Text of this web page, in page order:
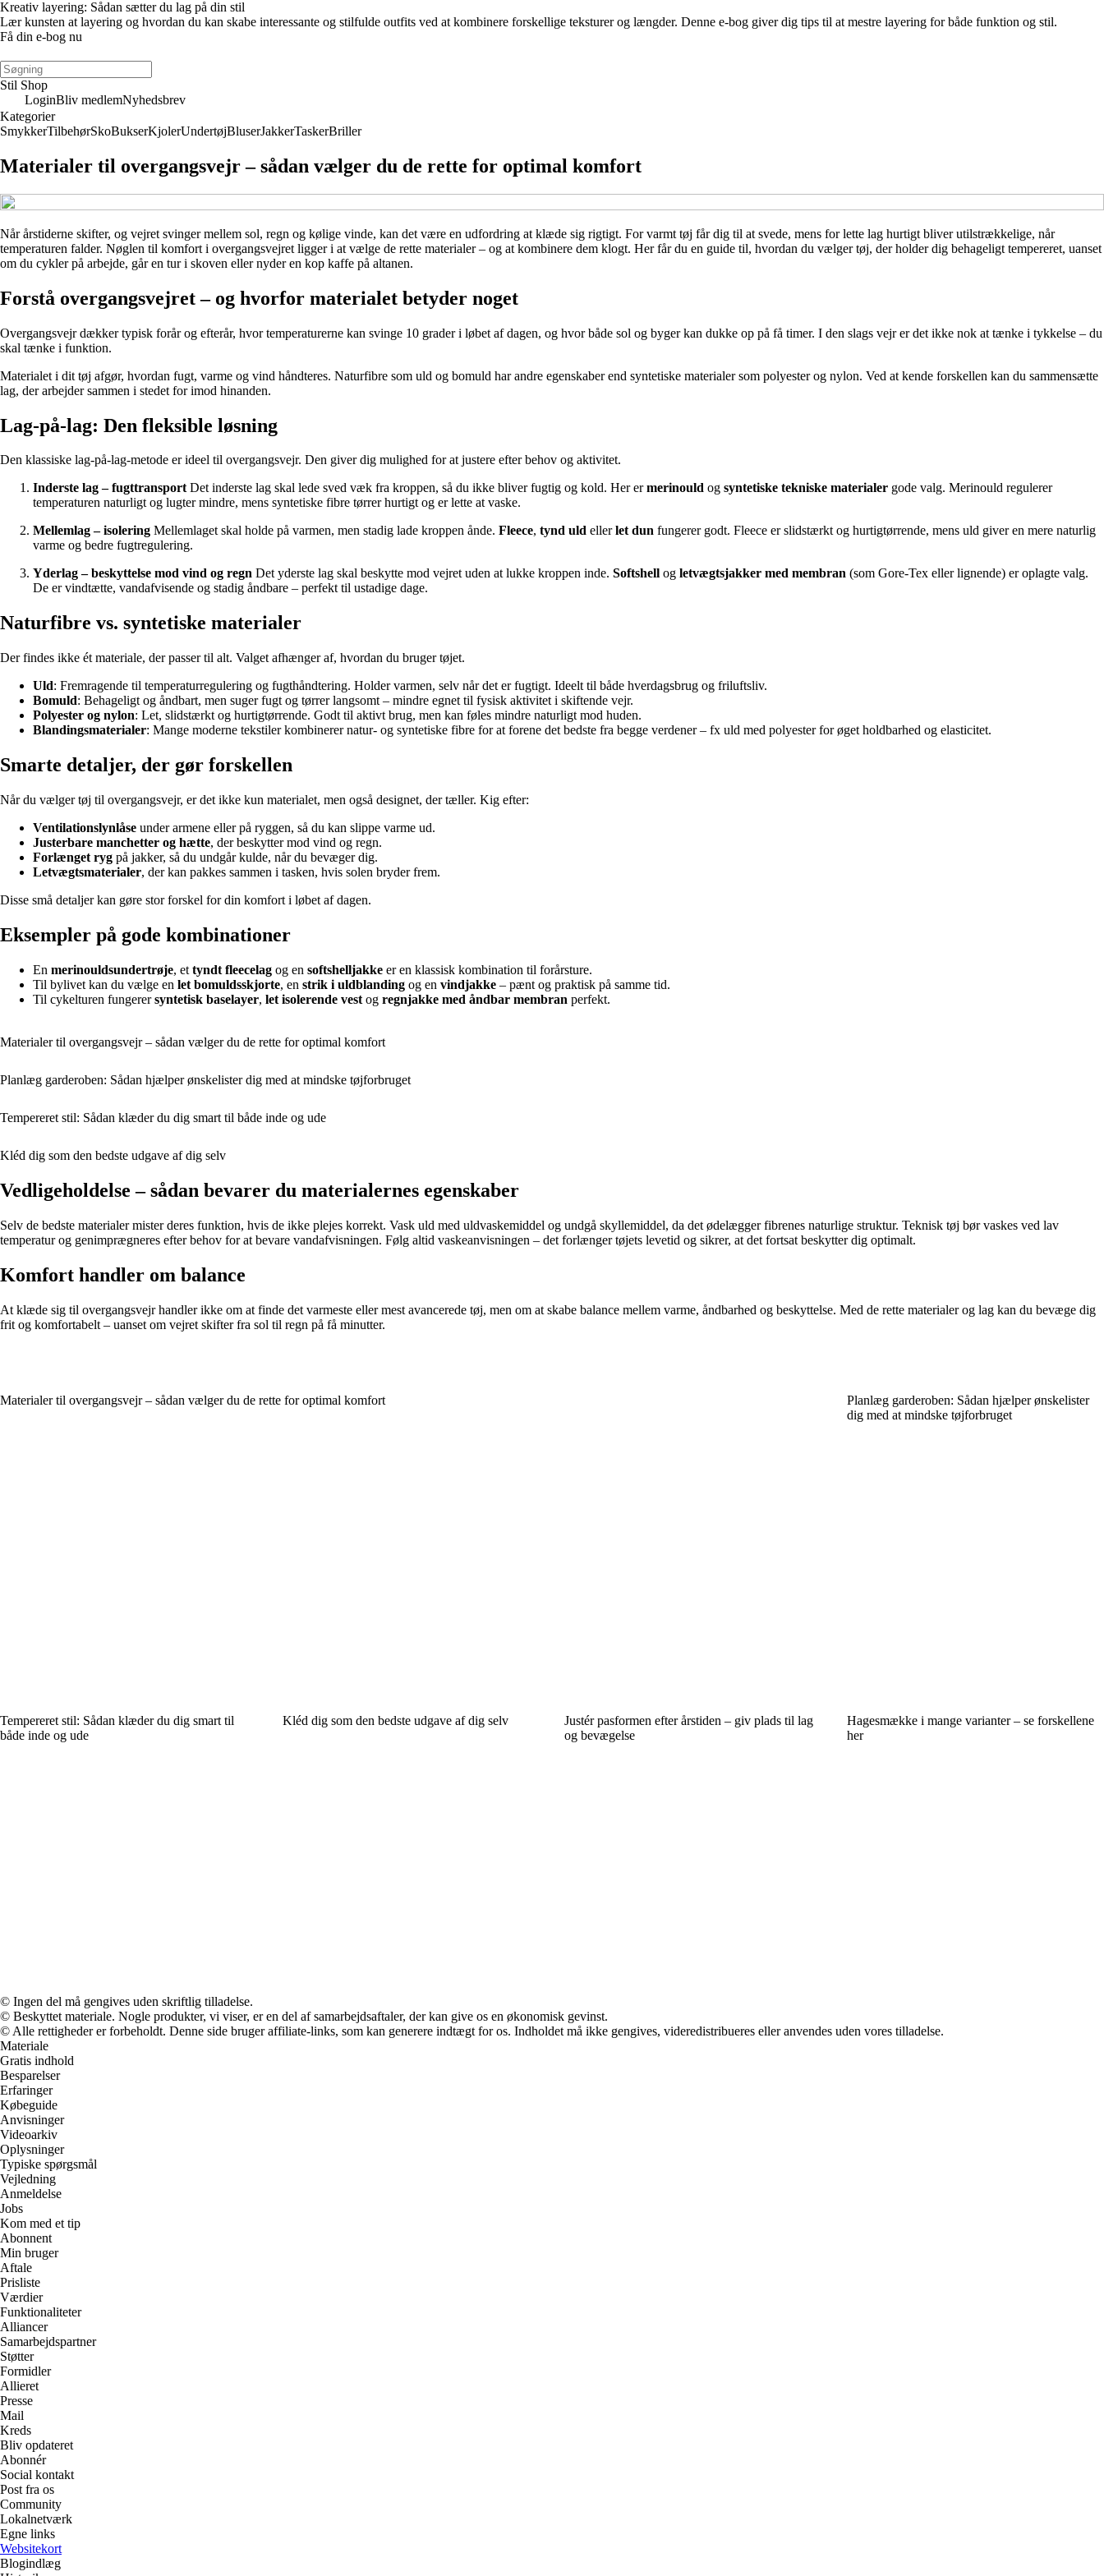
Kreativ layering: Sådan sætter du lag på din stil
Lær kunsten at layering og hvordan du kan skabe interessante og stilfulde outfits ved at kombinere forskellige teksturer og længder. Denne e-bog giver dig tips til at mestre layering for både funktion og stil.
Få din e-bog nu
Stil Shop
LoginBliv medlemNyhedsbrev
Kategorier
SmykkerTilbehørSkoBukserKjolerUndertøjBluserJakkerTaskerBriller
Materialer til overgangsvejr – sådan vælger du de rette for optimal komfort
Når årstiderne skifter, og vejret svinger mellem sol, regn og kølige vinde, kan det være en udfordring at klæde sig rigtigt. For varmt tøj får dig til at svede, mens for lette lag hurtigt bliver utilstrækkelige, når
temperaturen falder. Nøglen til komfort i overgangsvejret ligger i at vælge de rette materialer – og at kombinere dem klogt. Her får du en guide til, hvordan du vælger tøj, der holder dig behageligt tempereret, uanset
om du cykler på arbejde, går en tur i skoven eller nyder en kop kaffe på altanen.
Forstå overgangsvejret – og hvorfor materialet betyder noget
Overgangsvejr dækker typisk forår og efterår, hvor temperaturerne kan svinge 10 grader i løbet af dagen, og hvor både sol og byger kan dukke op på få timer. I den slags vejr er det ikke nok at tænke i tykkelse – du
skal tænke i funktion.
Materialet i dit tøj afgør, hvordan fugt, varme og vind håndteres. Naturfibre som uld og bomuld har andre egenskaber end syntetiske materialer som polyester og nylon. Ved at kende forskellen kan du sammensætte
lag, der arbejder sammen i stedet for imod hinanden.
Lag-på-lag: Den fleksible løsning
Den klassiske lag-på-lag-metode er ideel til overgangsvejr. Den giver dig mulighed for at justere efter behov og aktivitet.
Inderste lag – fugttransportDet inderste lag skal lede sved væk fra kroppen, så du ikke bliver fugtig og kold. Her ermerinould og syntetiske tekniske materialer gode valg. Merinould regulerer
temperaturen naturligt og lugter mindre, mens syntetiske fibre tørrer hurtigt og er lette at vaske.
Mellemlag – isolering Mellemlaget skal holde på varmen, men stadig lade kroppen ånde. Fleece, tynd uld ellerlet dun fungerer godt. Fleece er slidstærkt og hurtigtørrende, mens uld giver en mere naturlig
varme og bedre fugtregulering.
Yderlag – beskyttelse mod vind og regn Det yderste lag skal beskytte mod vejret uden at lukke kroppen inde. Softshell og letvægtsjakker med membran (som Gore-Tex eller lignende) er oplagte valg.
De er vindtætte, vandafvisende og stadig åndbare – perfekt til ustadige dage.
Naturfibre vs. syntetiske materialer
Der findes ikke ét materiale, der passer til alt. Valget afhænger af, hvordan du bruger tøjet.
Uld: Fremragende til temperaturregulering og fugthåndtering. Holder varmen, selv når det er fugtigt. Ideelt til både hverdagsbrug og friluftsliv.
Bomuld: Behageligt og åndbart, men suger fugt og tørrer langsomt – mindre egnet til fysisk aktivitet i skiftende vejr.
Polyester og nylon: Let, slidstærkt og hurtigtørrende. Godt til aktivt brug, men kan føles mindre naturligt mod huden.
Blandingsmaterialer: Mange moderne tekstiler kombinerer natur- og syntetiske fibre for at forene det bedste fra begge verdener – fx uld med polyester for øget holdbarhed og elasticitet.
Smarte detaljer, der gør forskellen
Når du vælger tøj til overgangsvejr, er det ikke kun materialet, men også designet, der tæller. Kig efter:
Ventilationslynlåse under armene eller på ryggen, så du kan slippe varme ud.
Justerbare manchetter og hætte, der beskytter mod vind og regn.
Forlænget ryg på jakker, så du undgår kulde, når du bevæger dig.
Letvægtsmaterialer, der kan pakkes sammen i tasken, hvis solen bryder frem.
Disse små detaljer kan gøre stor forskel for din komfort i løbet af dagen.
Eksempler på gode kombinationer
En merinouldsundertrøje, et tyndt fleecelag og en softshelljakke er en klassisk kombination til forårsture.
Til bylivet kan du vælge en let bomuldsskjorte, en strik i uldblanding og en vindjakke – pænt og praktisk på samme tid.
Til cykelturen fungerersyntetisk baselayer, let isolerende vest og regnjakke med åndbar membran perfekt.
Materialer til overgangsvejr – sådan vælger du de rette for optimal komfort
Planlæg garderoben: Sådan hjælper ønskelister dig med at mindske tøjforbruget
Tempereret stil: Sådan klæder du dig smart til både inde og ude
Kléd dig som den bedste udgave af dig selv
Vedligeholdelse – sådan bevarer du materialernes egenskaber
Selv de bedste materialer mister deres funktion, hvis de ikke plejes korrekt. Vask uld med uldvaskemiddel og undgå skyllemiddel, da det ødelægger fibrenes naturlige struktur. Teknisk tøj bør vaskes ved lav
temperatur og genimprægneres efter behov for at bevare vandafvisningen. Følg altid vaskeanvisningen – det forlænger tøjets levetid og sikrer, at det fortsat beskytter dig optimalt.
Komfort handler om balance
At klæde sig til overgangsvejr handler ikke om at finde det varmeste eller mest avancerede tøj, men om at skabe balance mellem varme, åndbarhed og beskyttelse. Med de rette materialer og lag kan du bevæge dig
frit og komfortabelt – uanset om vejret skifter fra sol til regn på få minutter.
Materialer til overgangsvejr – sådan vælger du de rette for optimal komfort
Planlæg garderoben: Sådan hjælper ønskelister
dig med at mindske tøjforbruget
Tempereret stil: Sådan klæder du dig smart til
både inde og ude
Kléd dig som den bedste udgave af dig selv
Justér pasformen efter årstiden – giv plads til lag
og bevægelse
Hagesmække i mange varianter – se forskellene
her
© Ingen del må gengives uden skriftlig tilladelse.
© Beskyttet materiale. Nogle produkter, vi viser, er en del af samarbejdsaftaler, der kan give os en økonomisk gevinst.
© Alle rettigheder er forbeholdt. Denne side bruger affiliate-links, som kan generere indtægt for os. Indholdet må ikke gengives, videredistribueres eller anvendes uden vores tilladelse.
Materiale
Gratis indhold
Besparelser
Erfaringer
Købeguide
Anvisninger
Videoarkiv
Oplysninger
Typiske spørgsmål
Vejledning
Anmeldelse
Jobs
Kom med et tip
Abonnent
Min bruger
Aftale
Prisliste
Værdier
Funktionaliteter
Alliancer
Samarbejdspartner
Støtter
Formidler
Allieret
Presse
Mail
Kreds
Bliv opdateret
Abonnér
Social kontakt
Post fra os
Community
Lokalnetværk
Egne links
Websitekort
Blogindlæg